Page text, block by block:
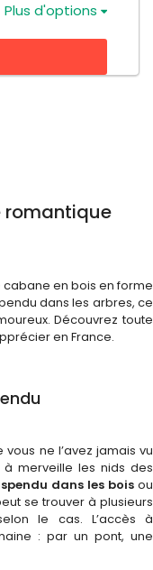
Plus d'options
romantique
cabane en bois en forme
dans les arbres, ce
Découvrez toute
en France.
vous ne l’avez jamais vu
merveille les nids des
dans les bois ou
se trouver à plusieurs
le cas. L’accès à
: par un pont, une